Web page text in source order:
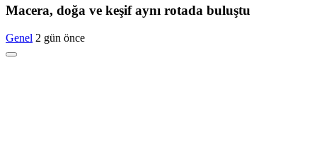
Macera, doğa ve keşif aynı rotada buluştu
Genel 2 gün önce